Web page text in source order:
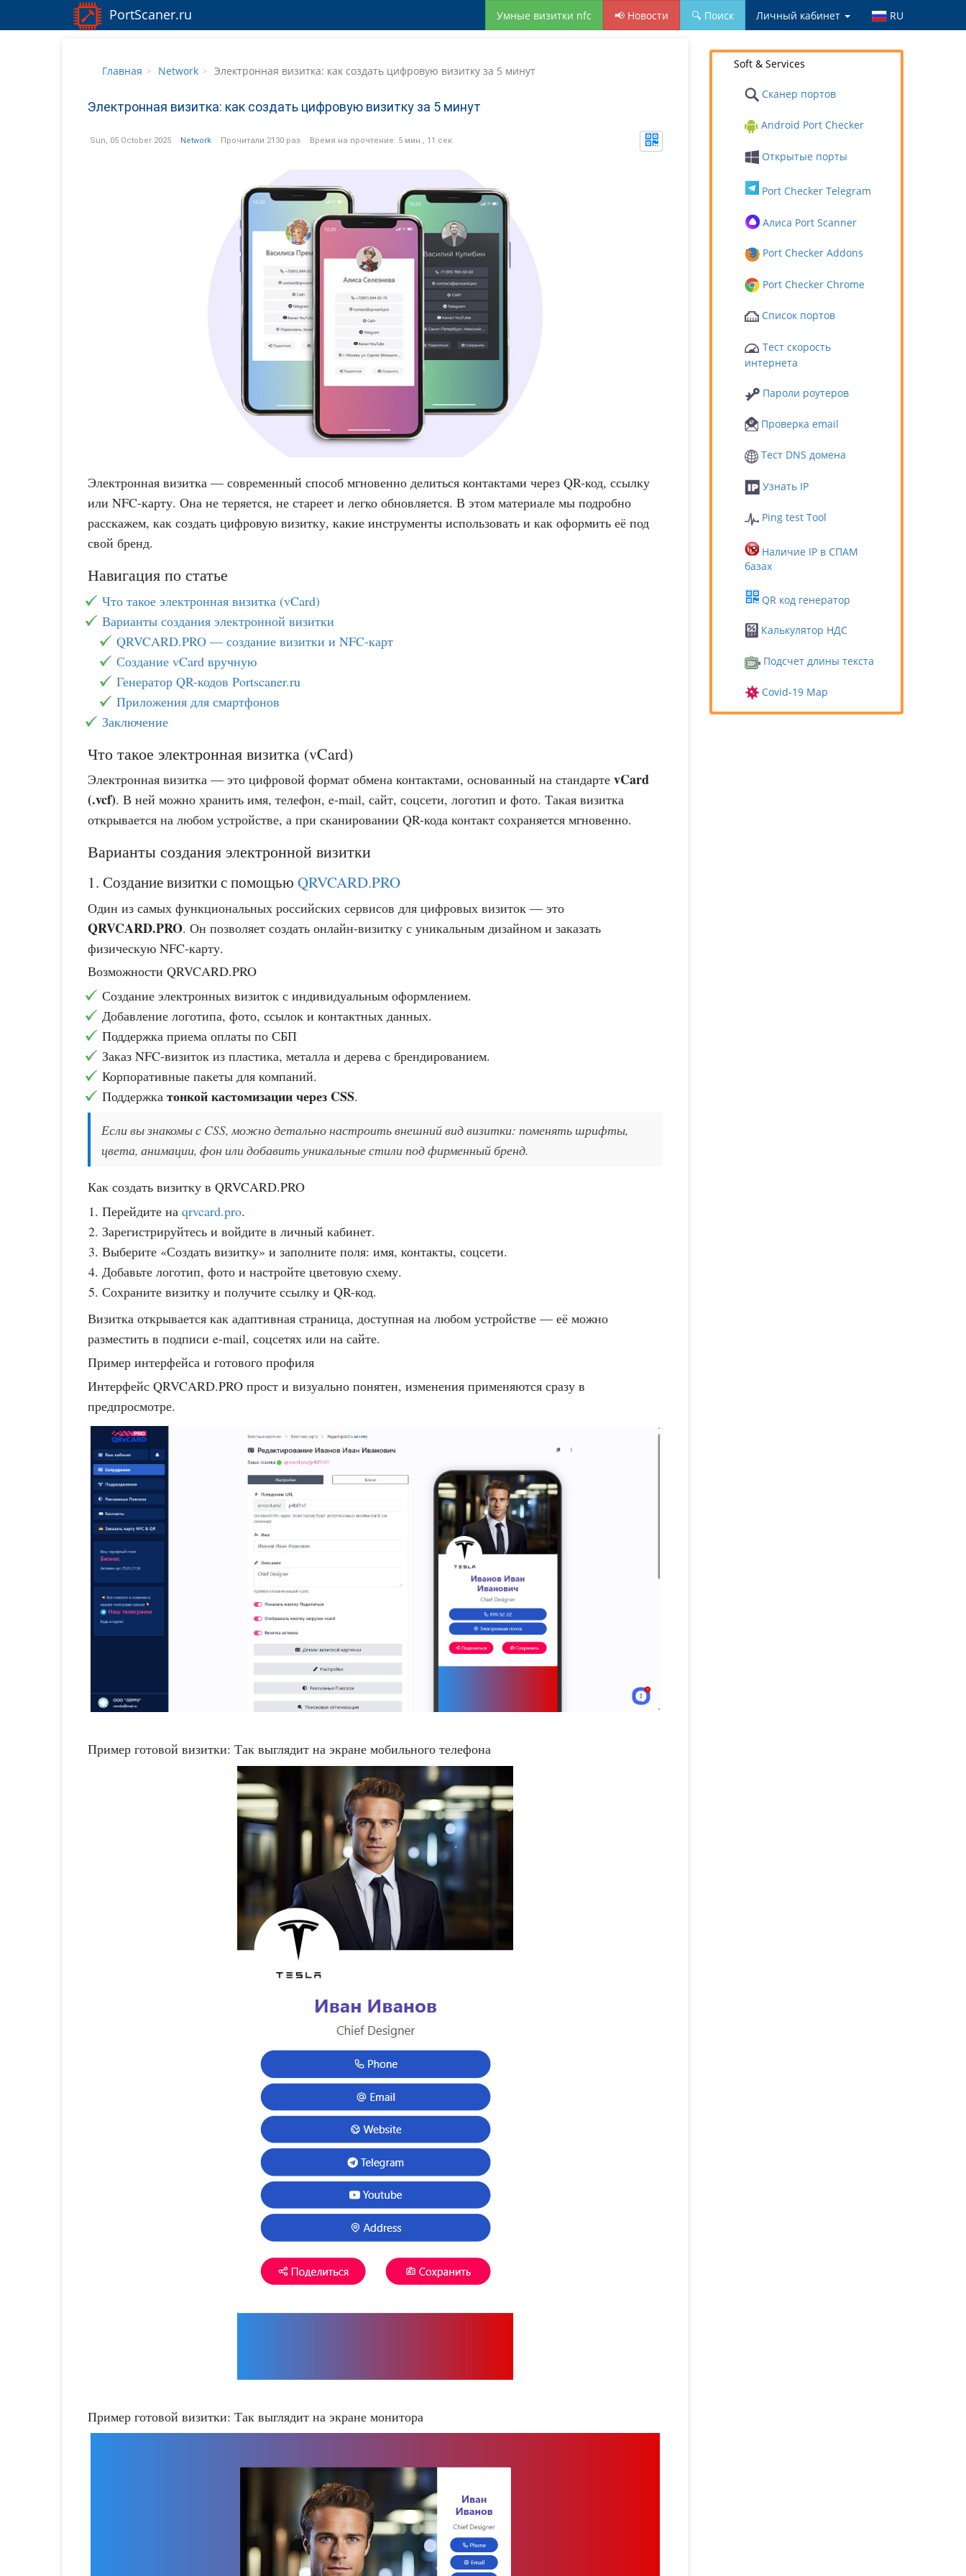
PortScaner.ru Умные визитки nfc 📢 Новости 🔍 Поиск Личный кабинет RU
Главная Network Электронная визитка: как создать цифровую визитку за 5 минут
Главная Network Электронная визитка: как создать цифровую визитку за 5 минут
Электронная визитка: как создать цифровую визитку за 5 минут
Sun, 05 October 2025 Network Прочитали 2130 раз Время на прочтение: 5 мин., 11 сек.
Электронная визитка — современный способ мгновенно делиться контактами через QR-код, ссылку
или NFC-карту. Она не теряется, не стареет и легко обновляется. В этом материале мы подробно
расскажем, как создать цифровую визитку, какие инструменты использовать и как оформить её под
свой бренд.
Навигация по статье
Что такое электронная визитка (vCard)
Варианты создания электронной визитки
QRVCARD.PRO — создание визитки и NFC-карт
Создание vCard вручную
Генератор QR-кодов Portscaner.ru
Приложения для смартфонов
Заключение
Что такое электронная визитка (vCard)
Электронная визитка — это цифровой формат обмена контактами, основанный на стандарте vCard
(.vcf). В ней можно хранить имя, телефон, e-mail, сайт, соцсети, логотип и фото. Такая визитка
открывается на любом устройстве, а при сканировании QR-кода контакт сохраняется мгновенно.
Варианты создания электронной визитки
1. Создание визитки с помощью QRVCARD.PRO
Один из самых функциональных российских сервисов для цифровых визиток — это
QRVCARD.PRO. Он позволяет создать онлайн-визитку с уникальным дизайном и заказать
физическую NFC-карту.
Возможности QRVCARD.PRO
Создание электронных визиток с индивидуальным оформлением.
Добавление логотипа, фото, ссылок и контактных данных.
Поддержка приема оплаты по СБП
Заказ NFC-визиток из пластика, металла и дерева с брендированием.
Корпоративные пакеты для компаний.
Поддержка тонкой кастомизации через CSS.
Если вы знакомы с CSS, можно детально настроить внешний вид визитки: поменять шрифты,
цвета, анимации, фон или добавить уникальные стили под фирменный бренд.
Как создать визитку в QRVCARD.PRO
Перейдите на qrvcard.pro.
Зарегистрируйтесь и войдите в личный кабинет.
Выберите «Создать визитку» и заполните поля: имя, контакты, соцсети.
Добавьте логотип, фото и настройте цветовую схему.
Сохраните визитку и получите ссылку и QR-код.
Визитка открывается как адаптивная страница, доступная на любом устройстве — её можно
разместить в подписи e-mail, соцсетях или на сайте.
Пример интерфейса и готового профиля
Интерфейс QRVCARD.PRO прост и визуально понятен, изменения применяются сразу в
предпросмотре.
Пример готовой визитки: Так выглядит на экране мобильного телефона
Пример готовой визитки: Так выглядит на экране монитора
Soft & Services
Сканер портов
Android Port Checker
Открытые порты
Port Checker Telegram
Алиса Port Scanner
Port Checker Addons
Port Checker Chrome
Список портов
Тест скорость
интернета
Пароли роутеров
Проверка email
Тест DNS домена
Узнать IP
Ping test Tool
Наличие IP в СПАМ
базах
QR код генератор
Калькулятор НДС
Подсчет длины текста
Covid-19 Map